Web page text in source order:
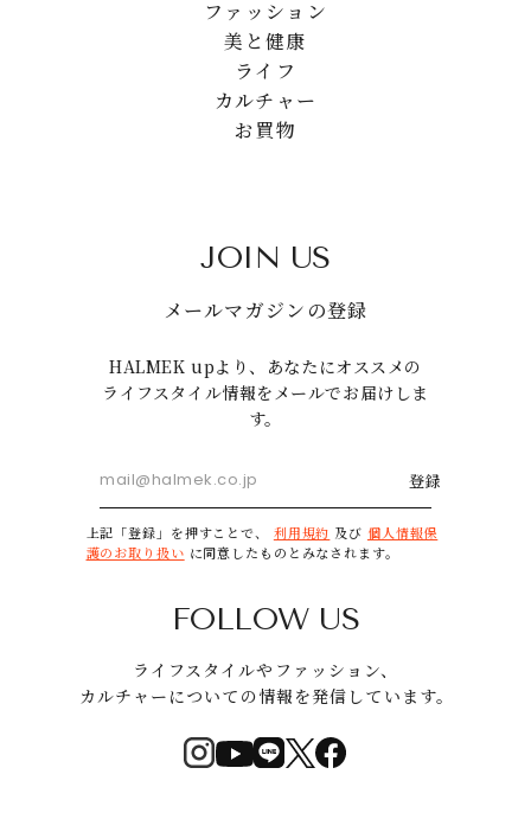
ファッション
美と健康
ライフ
カルチャー
お買物
JOIN US
メールマガジンの登録
HALMEK upより、あなたにオススメの
ライフスタイル情報をメールでお届けしま
す。
登録
上記「登録」を押すことで、 利用規約 及び 個人情報保
護のお取り扱い に同意したものとみなされます。
FOLLOW US
ライフスタイルやファッション、
カルチャーについての情報を発信しています。